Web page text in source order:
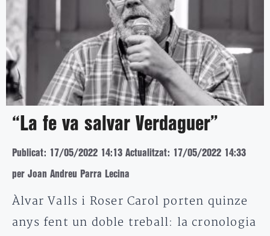
“La fe va salvar Verdaguer”
Publicat: 17/05/2022 14:13 Actualitzat: 17/05/2022 14:33
per Joan Andreu Parra Lecina
Àlvar Valls i Roser Carol porten quinze
anys fent un doble treball: la cronologia